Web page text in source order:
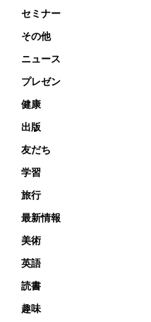
セミナー
その他
ニュース
プレゼン
健康
出版
友だち
学習
旅行
最新情報
美術
英語
読書
趣味